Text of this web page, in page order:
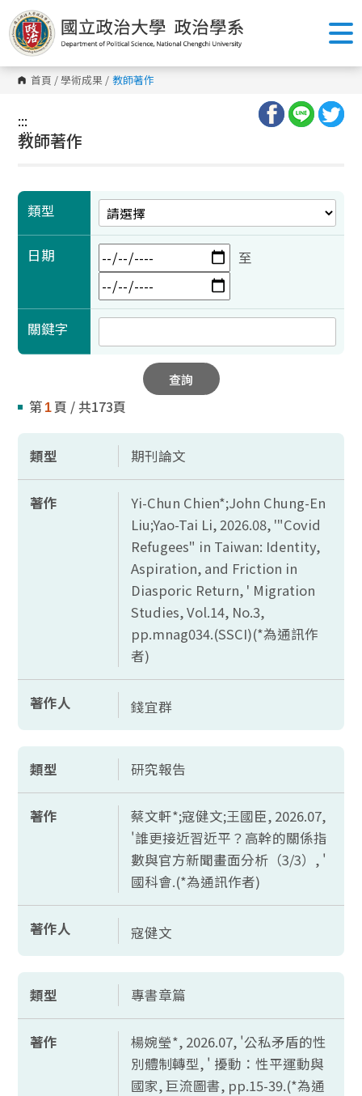
跳
到
主
要
內
容
區 首頁 /學術成果 / 教師著作
:::
:::
教師著作
類型
日期 至
關鍵字
查詢
第 1 頁 / 共173頁
類型 期刊論文
著作
Yi-Chun Chien*;John Chung-En
Liu;Yao-Tai Li, 2026.08, '"Covid
Refugees" in Taiwan: Identity,
Aspiration, and Friction in
Diasporic Return, ' Migration
Studies, Vol.14, No.3,
pp.mnag034.(SSCI)(*為通訊作
者)
著作人 錢宜群
類型 研究報告
著作
蔡文軒*;寇健文;王國臣, 2026.07,
'誰更接近習近平？高幹的關係指
數與官方新聞畫面分析（3/3）, '
國科會.(*為通訊作者)
著作人 寇健文
類型 專書章篇
著作
楊婉瑩*, 2026.07, '公私矛盾的性
別體制轉型, ' 擾動：性平運動與
國家, 巨流圖書, pp.15-39.(*為通